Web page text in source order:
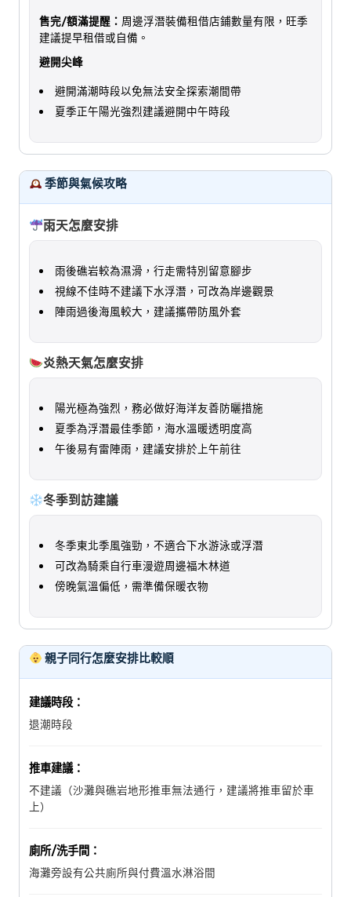
售完/額滿提醒： 周邊浮潛裝備租借店鋪數量有限，旺季
建議提早租借或自備。
避開尖峰
避開滿潮時段以免無法安全探索潮間帶
夏季正午陽光強烈建議避開中午時段
季節與氣候攻略
雨天怎麼安排
雨後礁岩較為濕滑，行走需特別留意腳步
視線不佳時不建議下水浮潛，可改為岸邊觀景
陣雨過後海風較大，建議攜帶防風外套
炎熱天氣怎麼安排
陽光極為強烈，務必做好海洋友善防曬措施
夏季為浮潛最佳季節，海水溫暖透明度高
午後易有雷陣雨，建議安排於上午前往
冬季到訪建議
冬季東北季風強勁，不適合下水游泳或浮潛
可改為騎乘自行車漫遊周邊福木林道
傍晚氣溫偏低，需準備保暖衣物
親子同行怎麼安排比較順
建議時段：
退潮時段
推車建議：
不建議（沙灘與礁岩地形推車無法通行，建議將推車留於車
上）
廁所/洗手間：
海灘旁設有公共廁所與付費溫水淋浴間